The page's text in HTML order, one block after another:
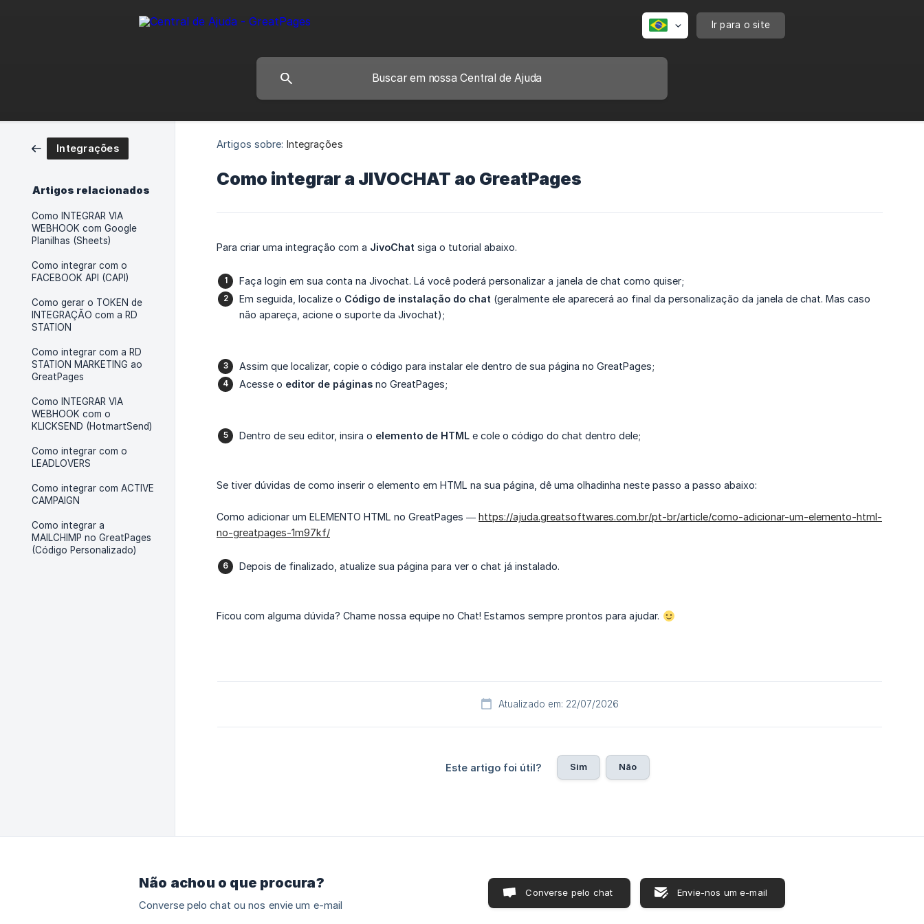
Ir para o site
Integrações
Artigos relacionados
Como INTEGRAR VIA
WEBHOOK com Google
Planilhas (Sheets)
Como integrar com o
FACEBOOK API (CAPI)
Como gerar o TOKEN de
INTEGRAÇÃO com a RD
STATION
Como integrar com a RD
STATION MARKETING ao
GreatPages
Como INTEGRAR VIA
WEBHOOK com o
KLICKSEND (HotmartSend)
Como integrar com o
LEADLOVERS
Como integrar com ACTIVE
CAMPAIGN
Como integrar a
MAILCHIMP no GreatPages
(Código Personalizado)
Artigos sobre: Integrações
Como integrar a JIVOCHAT ao GreatPages
Para criar uma integração com a JivoChat siga o tutorial abaixo.
Faça login em sua conta na Jivochat. Lá você poderá personalizar a janela de chat como quiser;
Em seguida, localize o Código de instalação do chat (geralmente ele aparecerá ao final da personalização da janela de chat. Mas caso
não apareça, acione o suporte da Jivochat);
Assim que localizar, copie o código para instalar ele dentro de sua página no GreatPages;
Acesse o editor de páginas no GreatPages;
Dentro de seu editor, insira o elemento de HTML e cole o código do chat dentro dele;
Se tiver dúvidas de como inserir o elemento em HTML na sua página, dê uma olhadinha neste passo a passo abaixo:
Como adicionar um ELEMENTO HTML no GreatPages — https://ajuda.greatsoftwares.com.br/pt-br/article/como-adicionar-um-elemento-html-
no-greatpages-1m97kf/
Depois de finalizado, atualize sua página para ver o chat já instalado.
Ficou com alguma dúvida? Chame nossa equipe no Chat! Estamos sempre prontos para ajudar.
Atualizado em: 22/07/2026
Este artigo foi útil? Sim Não
Não achou o que procura?
Converse pelo chat ou nos envie um e-mail
Converse pelo chat Envie-nos um e-mail